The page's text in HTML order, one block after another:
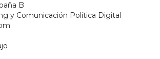
B
y Comunicación Política Digital